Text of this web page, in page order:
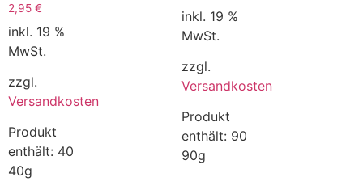
2,95 €
inkl. 19 %
MwSt.
zzgl.
Versandkosten
Produkt
enthält: 40
40g
inkl. 19 %
MwSt.
zzgl.
Versandkosten
Produkt
enthält: 90
90g